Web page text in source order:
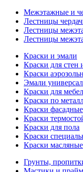
Межэтажные и
Лестницы
Лестницы
Лестницы
Краски и эмали
Краски для стен
Краски
Эмали
Краски для
Краски по
Краски фасадные
Краски
Краски для пола
Краски
Краски масляные
Грунты,